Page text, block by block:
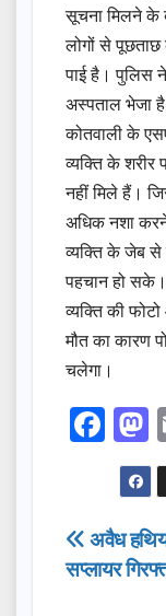
सूचना मिलने के
लोगों से पूछताछ
पाई है। पुलिस
अस्पताल भेजा
कोतवाली के
व्यक्ति के शरीर
नहीं मिले हैं।
अधिक नशा
व्यक्ति के जेब से
पहचान हो
व्यक्ति की
मौत का कारण
चलेगा।
F
a
c
e
b
a
Post
अवैध
सप्लायर